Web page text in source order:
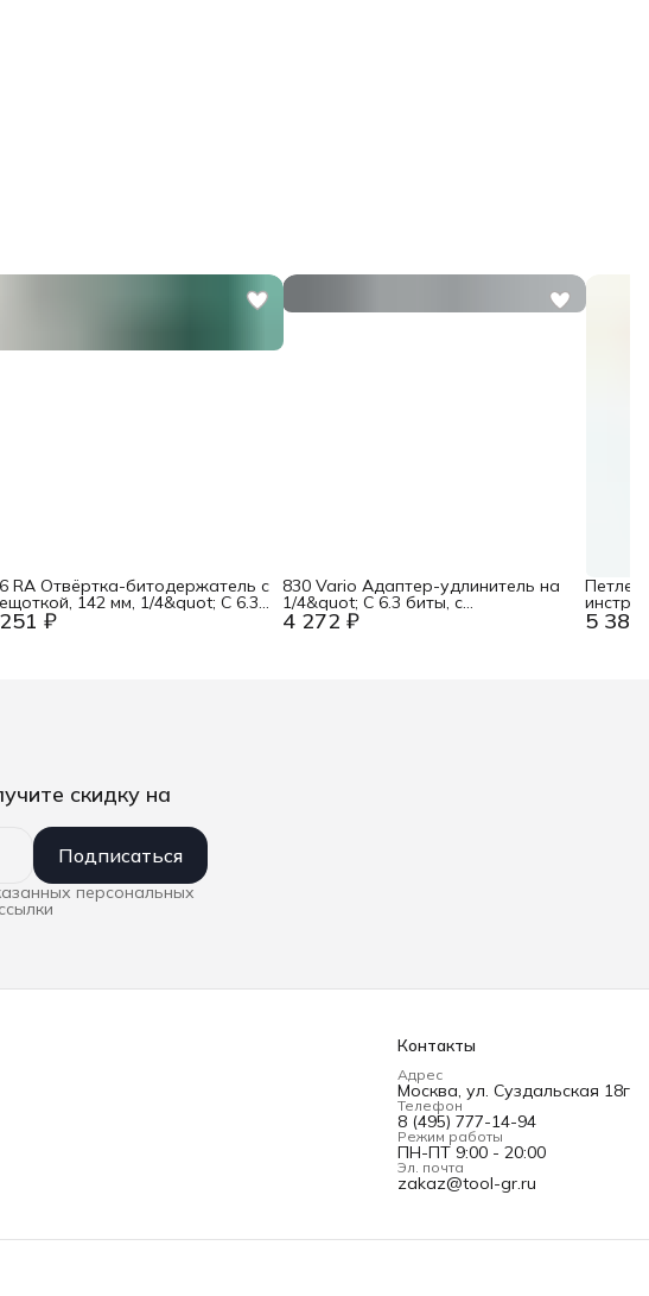
₽
RA Отвёртка-битодержатель с
142 мм, 1/4&quot; С 6.3 /
Wera WE-051461 4 272 ₽
830 Vario Адаптер-удлинитель на
1/4&quot; С 6.3 биты, с
быстросъёмным патроном, 165 мм,
6 мм шестигранник Wera WE-
5 387
скидку на
Подписаться
персональных
Контакты
Адрес
Москва, ул. Суздальская 18г
Телефон
8 (495) 777-14-94
Режим работы
ПН-ПТ 9:00 - 20:00
Эл. почта
zakaz@tool-gr.ru